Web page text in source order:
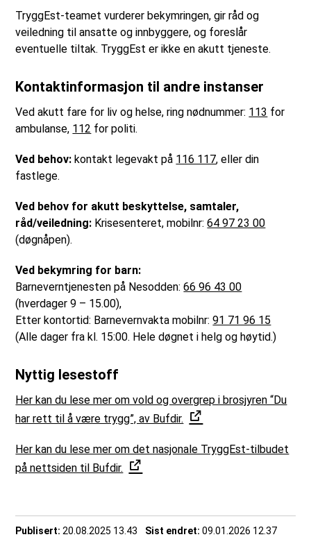
TryggEst-teamet vurderer bekymringen, gir råd og
veiledning til ansatte og innbyggere, og foreslår
eventuelle tiltak. TryggEst er ikke en akutt tjeneste.
Kontaktinformasjon til andre instanser
Ved akutt fare for liv og helse, ring nødnummer: 113 for
ambulanse, 112 for politi.
Ved behov: kontakt legevakt på 116 117, eller din
fastlege.
Ved behov for akutt beskyttelse, samtaler,
råd/veiledning: Krisesenteret, mobilnr:64 97 23 00
(døgnåpen).
Ved bekymring for barn:
Barneverntjenesten på Nesodden:66 96 43 00
(hverdager 9 – 15.00),
Etter kontortid: Barnevernvakta mobilnr:91 71 96 15
(Alle dager fra kl. 15:00. Hele døgnet i helg og høytid.)
Nyttig lesestoff
Her kan du lese mer om vold og overgrep i brosjyren “Du
har rett til å være trygg”, av Bufdir.
Her kan du lese mer om det nasjonale TryggEst-tilbudet
på nettsiden til Bufdir.
Publisert 20.08.2025 13.43 Sist endret 09.01.2026 12.37